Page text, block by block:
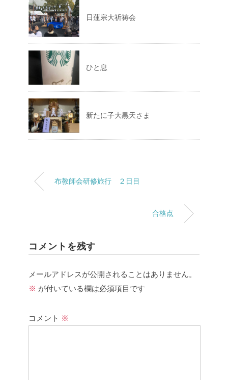
日蓮宗大祈祷会
ひと息
新たに子大黒天さま
布教師会研修旅行 ２日目
合格点
コメントを残す
メールアドレスが公開されることはありません。
※ が付いている欄は必須項目です
コメント ※